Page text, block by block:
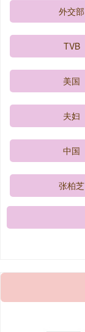
外交部
TVB
美国
夫妇
中国
张柏芝